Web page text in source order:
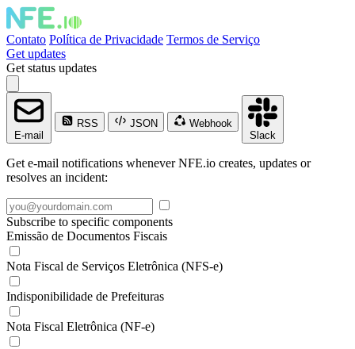
Contato Política de Privacidade Termos de Serviço
Get updates
Get status updates
E-mail
RSS JSON
Webhook
Slack
Get e-mail notifications whenever NFE.io creates, updates or
resolves an incident:
Subscribe to specific components
Emissão de Documentos Fiscais
Nota Fiscal de Serviços Eletrônica (NFS-e)
Indisponibilidade de Prefeituras
Nota Fiscal Eletrônica (NF-e)